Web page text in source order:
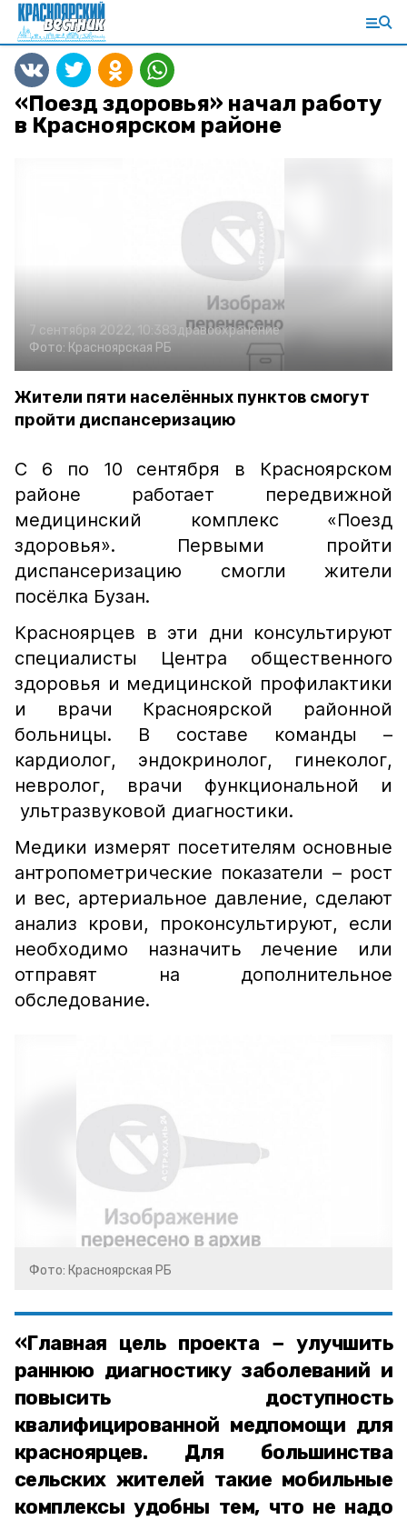
«Поезд здоровья» начал работу
в Красноярском районе
7 сентября 2022, 10:38Здравоохранение
Фото: Красноярская РБ
Жители пяти населённых пунктов смогут
пройти диспансеризацию
С 6 по 10 сентября в Красноярском
районе работает передвижной
медицинский комплекс «Поезд
здоровья». Первыми пройти
диспансеризацию смогли жители
посёлка Бузан.
Красноярцев в эти дни консультируют
специалисты Центра общественного
здоровья и медицинской профилактики
и врачи Красноярской районной
больницы. В составе команды –
кардиолог, эндокринолог, гинеколог,
невролог, врачи функциональной и
ультразвуковой диагностики.
Медики измерят посетителям основные
антропометрические показатели – рост
и вес, артериальное давление, сделают
анализ крови, проконсультируют, если
необходимо назначить лечение или
отправят на дополнительное
обследование.
Фото: Красноярская РБ
«Главная цель проекта − улучшить
раннюю диагностику заболеваний и
повысить доступность
квалифицированной медпомощи для
красноярцев. Для большинства
сельских жителей такие мобильные
комплексы удобны тем, что не надо